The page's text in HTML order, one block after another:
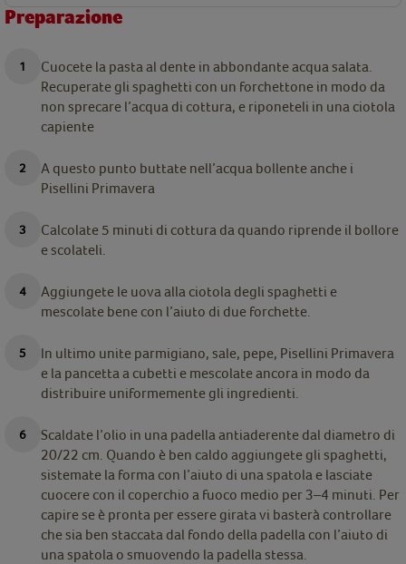
Preparazione
Cuocete la pasta al dente in abbondante acqua salata.
Recuperate gli spaghetti con un forchettone in modo da
non sprecare l’acqua di cottura, e riponeteli in una ciotola
capiente
A questo punto buttate nell’acqua bollente anche i
Pisellini Primavera
Calcolate 5 minuti di cottura da quando riprende il bollore
e scolateli.
Aggiungete le uova alla ciotola degli spaghetti e
mescolate bene con l’aiuto di due forchette.
In ultimo unite parmigiano, sale, pepe, Pisellini Primavera
e la pancetta a cubetti e mescolate ancora in modo da
distribuire uniformemente gli ingredienti.
Scaldate l’olio in una padella antiaderente dal diametro di
20/22 cm. Quando è ben caldo aggiungete gli spaghetti,
sistemate la forma con l’aiuto di una spatola e lasciate
cuocere con il coperchio a fuoco medio per 3–4 minuti. Per
capire se è pronta per essere girata vi basterà controllare
che sia ben staccata dal fondo della padella con l’aiuto di
una spatola o smuovendo la padella stessa.